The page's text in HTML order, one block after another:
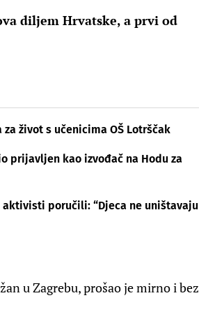
diljem Hrvatske, a prvi od
život s učenicima OŠ Lotrščak
prijavljen kao izvođač na Hodu za
aktivisti poručili: “Djeca ne uništavaju
u Zagrebu, prošao je mirno i bez